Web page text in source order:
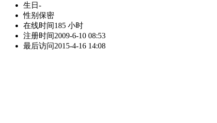
生日 -
性别 保密
在线时间185 小时
注册时间2009-6-10 08:53
最后访问2015-4-16 14:08